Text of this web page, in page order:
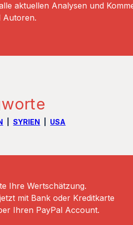
aktuellen Analysen und
Autoren.
SYRIEN USA
Ihre Wertschätzung.
mit Bank oder Kreditkarte
Ihren PayPal Account.